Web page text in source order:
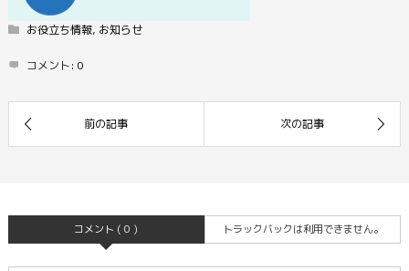
お役立ち情報, お知らせ
コメント: 0
コメント ( 0 ) トラックバックは利用できません。